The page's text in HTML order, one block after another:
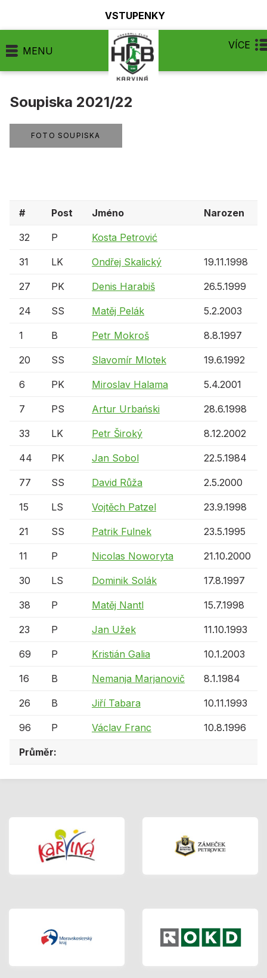
VSTUPENKY
MENU VÍCE
Soupiska 2021/22
FOTO SOUPISKA
# Post Jméno Narozen
32 P Kosta Petrović
31 LK Ondřej Skalický 19.11.1998
27 PK Denis Harabiš 26.5.1999
24 SS Matěj Pelák 5.2.2003
1 B Petr Mokroš 8.8.1997
20 SS Slavomír Mlotek 19.6.1992
6 PK Miroslav Halama 5.4.2001
7 PS Artur Urbański 28.6.1998
33 LK Petr Široký 8.12.2002
44 PK Jan Sobol 22.5.1984
77 SS David Růža 2.5.2000
15 LS Vojtěch Patzel 23.9.1998
21 SS Patrik Fulnek 23.5.1995
11 P Nicolas Noworyta 21.10.2000
30 LS Dominik Solák 17.8.1997
38 P Matěj Nantl 15.7.1998
23 P Jan Užek 11.10.1993
69 P Kristián Galia 10.1.2003
16 B Nemanja Marjanovič 8.1.1984
26 B Jiří Tabara 10.11.1993
96 P Václav Franc 10.8.1996
Průměr: